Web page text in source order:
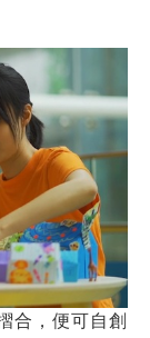
合，便可自創